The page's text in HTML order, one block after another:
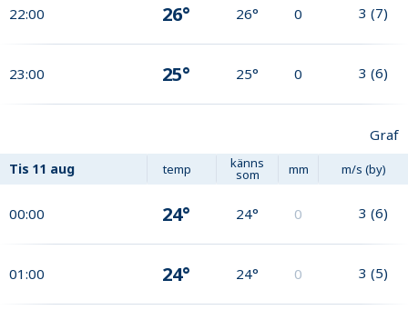
22:00 26° 26° 0 3 (7)
23:00 25° 25° 0 3 (6)
Graf
Tis 11 aug temp känns
som mm m/s (by)
00:00 24° 24° 0 3 (6)
01:00 24° 24° 0 3 (5)